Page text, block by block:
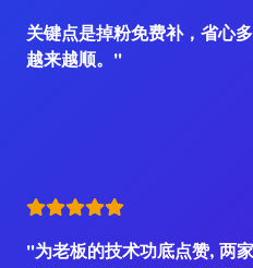
关键点是掉粉免费补，省心
越来越顺。"
"为老板的技术功底点赞, 两